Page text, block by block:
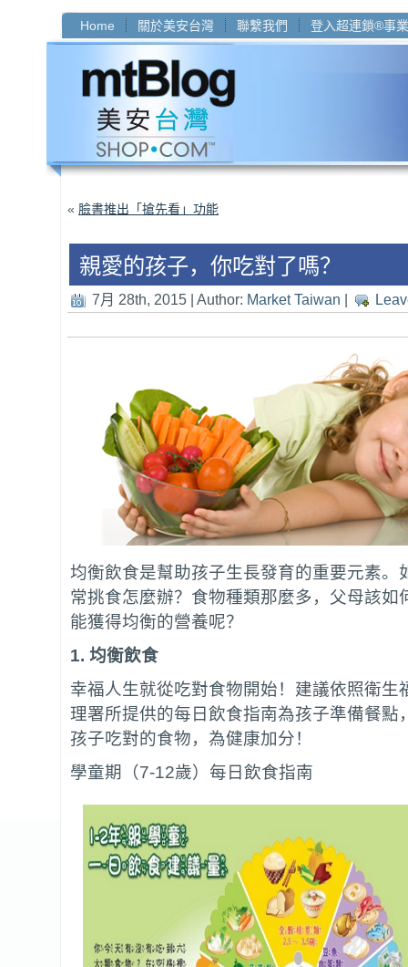
Home 關於美安台灣 聯繫我們 登入超連鎖®事業
« 臉書推出「搶先看」功能
親愛的孩子，你吃對了嗎？
7月 28th, 2015 | Author: Market Taiwan
均衡飲食是幫助孩子生長發育的重要元素。
常挑食怎麼辦？食物種類那麼多，父母該如
能獲得均衡的營養呢？
1. 均衡飲食
幸福人生就從吃對食物開始！建議依照衛生
理署所提供的每日飲食指南為孩子準備餐點
孩子吃對的食物，為健康加分！
學童期（7-12歲）每日飲食指南